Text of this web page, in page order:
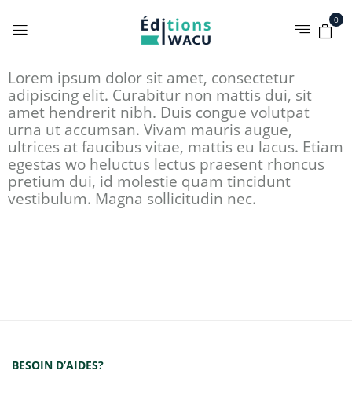
0
Lorem ipsum dolor sit amet, consectetur
adipiscing elit. Curabitur non mattis dui, sit
amet hendrerit nibh. Duis congue volutpat
urna ut accumsan. Vivam mauris augue,
ultrices at faucibus vitae, mattis eu lacus. Etiam
egestas wo heluctus lectus praesent rhoncus
pretium dui, id molestie quam tincidunt
vestibulum. Magna sollicitudin nec.
BESOIN D’AIDES?